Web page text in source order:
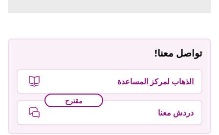
تواصل معنا!
الذهاب لمركز المساعدة
مقترح
دردش معنا